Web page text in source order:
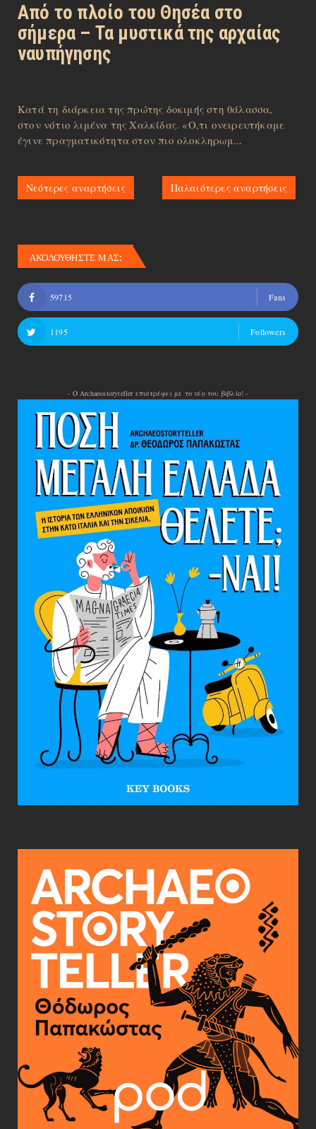
Από το πλοίο του Θησέα στο
σήμερα – Τα μυστικά της αρχαίας
ναυπήγησης
Κατά τη διάρκεια της πρώτης δοκιμής στη θάλασσα,
στον νότιο λιμένα της Χαλκίδας. «Ο,τι ονειρευτήκαμε
έγινε πραγματικότητα στον πιο ολοκληρωμ...
Νεότερες αναρτήσεις Παλαιότερες αναρτήσεις
ΑΚΟΛΟΥΘΗΣΤΕ ΜΑΣ:
59715 Fans
1195 Followers
- Ο Archaeostoryteller επιστρέφει με το νέο του βιβλίο! -